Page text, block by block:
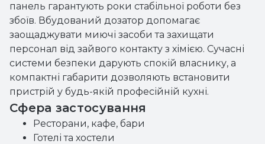
панель гарантують роки стабільної роботи без
збоїв. Вбудований дозатор допомагає
заощаджувати миючі засоби та захищати
персонал від зайвого контакту з хімією. Сучасні
системи безпеки дарують спокій власнику, а
компактні габарити дозволяють встановити
пристрій у будь-якій професійній кухні.
Сфера застосування
Ресторани, кафе, бари
Готелі та хостели